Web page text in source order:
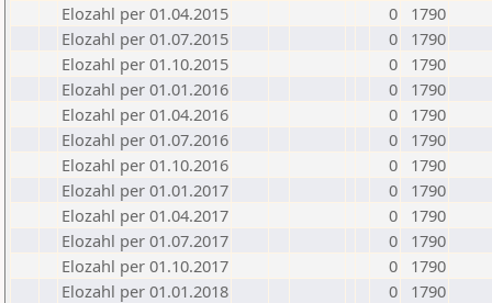
Elozahl per 01.04.2015
0
1790
Elozahl per 01.07.2015
0
1790
Elozahl per 01.10.2015
0
1790
Elozahl per 01.01.2016
0
1790
Elozahl per 01.04.2016
0
1790
Elozahl per 01.07.2016
0
1790
Elozahl per 01.10.2016
0
1790
Elozahl per 01.01.2017
0
1790
Elozahl per 01.04.2017
0
1790
Elozahl per 01.07.2017
0
1790
Elozahl per 01.10.2017
0
1790
Elozahl per 01.01.2018
0
1790